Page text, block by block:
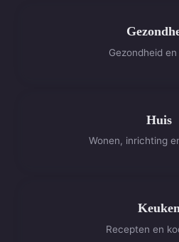
Gezondheid
Huis
Wonen, inrichting
Recepten en